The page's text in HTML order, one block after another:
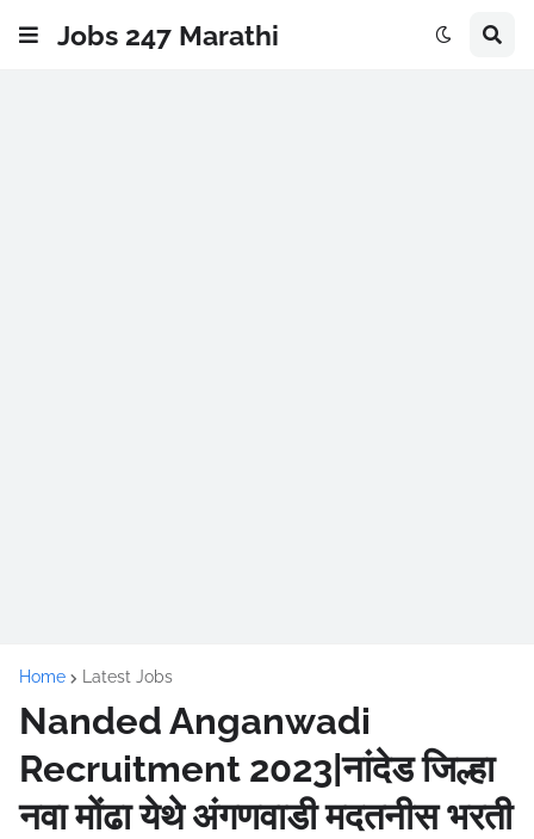
Jobs 247 Marathi
Home Latest Jobs
Nanded Anganwadi
Recruitment 2023|नांदेड जिल्हा
नवा मोंढा येथे अंगणवाडी मदतनीस भरती